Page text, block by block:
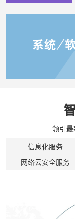
领引
信息化服务
网络云安全服务